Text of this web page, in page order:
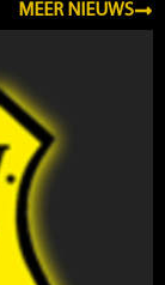
MEER NIEUWS